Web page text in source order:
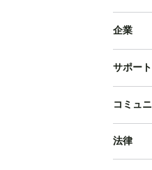
企業
サポート
コミュ
法律